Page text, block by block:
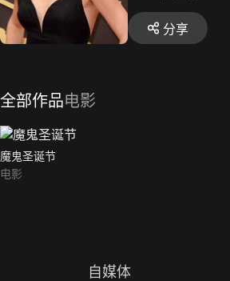
分享
全部作品电影
魔鬼圣诞节
电影
自媒体